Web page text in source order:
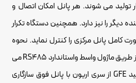
تولید می شوند. هر پانل امکان اتصال و
کننده دیگر را نیز دارد. همچنین دستگاه تکرار
کامل پانل مرکزی را کنترل نماید. نحوه
ایجاد ارتباط بین دو پانل از طریق ماژول واسط واستاندارد RS485 می
باشد. تمامی قطعات تولید GFE از سری اریون با پانل فوق سازگاری